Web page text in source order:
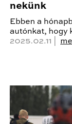
nekünk
Ebben a
autónkat, hogy
2025.02.11 |